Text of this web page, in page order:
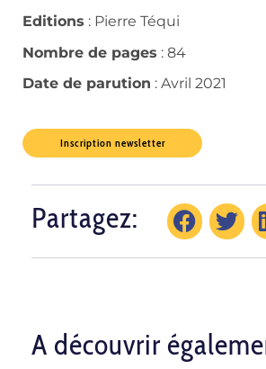
Editions : Pierre Téqui
Nombre de pages : 84
Date de parution : Avril 2021
Inscription newsletter
Partagez:
A découvrir